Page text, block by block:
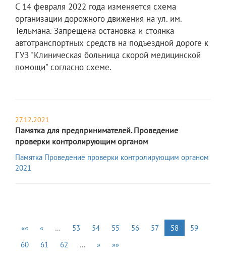
С 14 февраля 2022 года изменяется схема
организации дорожного движения на ул. им.
Тельмана. Запрещена остановка и стоянка
автотранспортных средств на подъездной дороге к
ГУЗ "Клиническая больница скорой медицинской
помощи" согласно схеме.
27.12.2021
Памятка для предпринимателей. Проведение
проверки контролирующим органом
Памятка Проведение проверки контролирующим органом
2021
«« « … 53 54 55 56 57 58
59
60
61 62 … » »»